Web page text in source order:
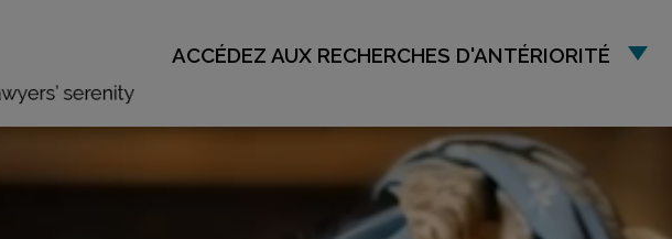
ACCÉDEZ AUX RECHERCHES D'ANTÉRIORITÉ